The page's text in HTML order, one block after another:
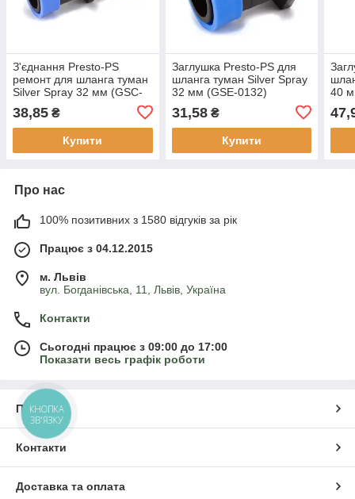
З'єднання Presto-PS
ремонт для шланга туман
Silver Spray 32 мм (GSC-
38,85 ₴
Купити
Заглушка Presto-PS для
шланга туман Silver Spray
32 мм (GSE-0132)
31,58₴
Купити
40
Про нас
100% позитивних з 1580 відгуків за рік
Працює з 04.12.2015
м. Львів
вул. Богданівська, 11, Львів, Україна
Контакти
Сьогодні працює з 09:00 до 17:00
Показати весь графік роботи
Про нас
Контакти
Доставка та оплата
КНОПКА
ЗВ'ЯЗКУ